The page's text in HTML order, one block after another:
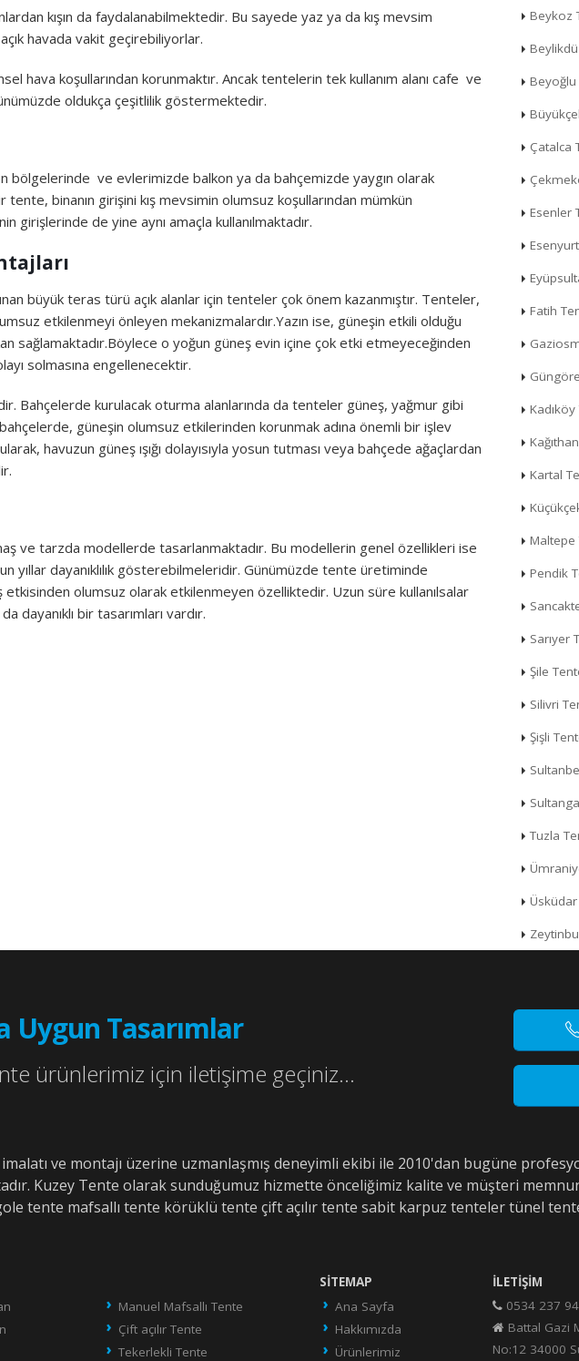
kışın da faydalanabilmektedir. Bu sayede yaz ya da kış mevsim
havada vakit geçirebiliyorlar.
hava koşullarından korunmaktır. Ancak tentelerin tek kullanım alanı cafe ve
oldukça çeşitlilik göstermektedir.
bölgelerinde ve evlerimizde balkon ya da bahçemizde yaygın olarak
tente, binanın girişini kış mevsimin olumsuz koşullarından mümkün
de yine aynı amaçla kullanılmaktadır.
büyük teras türü açık alanlar için tenteler çok önem kazanmıştır. Tenteler,
etkilenmeyi önleyen mekanizmalardır.Yazın ise, güneşin etkili olduğu
sağlamaktadır.Böylece o yoğun güneş evin içine çok etki etmeyeceğinden
solmasına engellenecektir.
Bahçelerde kurulacak oturma alanlarında da tenteler güneş, yağmur gibi
güneşin olumsuz etkilerinden korunmak adına önemli bir işlev
havuzun güneş ışığı dolayısıyla yosun tutması veya bahçede ağaçlardan
ve tarzda modellerde tasarlanmaktadır. Bu modellerin genel özellikleri ise
yıllar dayanıklılık gösterebilmeleridir. Günümüzde tente üretiminde
olumsuz olarak etkilenmeyen özelliktedir. Uzun süre kullanılsalar
dayanıklı bir tasarımları vardır.
Beykoz
Beyoğlu
Çatalca
Esenler
Fatih
Kartal
Maltepe
Pendik
Sarıyer
Şile
Silivri
Şişli
Tuzla
Uygun Tasarımlar
ürünlerimiz için iletişime geçiniz...
ve montajı üzerine uzmanlaşmış deneyimli ekibi ile 2010'dan bugüne
Kuzey Tente olarak sunduğumuz hizmette önceliğimiz kalite ve müşteri
tente mafsallı tente körüklü tente çift açılır tente sabit karpuz tenteler tünel
Manuel Mafsallı Tente
Çift açılır Tente
Tekerlekli Tente
SITEMAP
Ana Sayfa
Hakkımızda
Ürünlerimiz
İLETIŞIM
0534 237
Battal Gazi
No:12 34000